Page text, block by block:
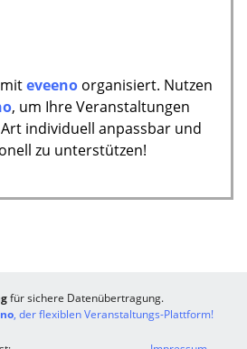
eveeno organisiert. Nutzen
, um Ihre Veranstaltungen
individuell anpassbar und
zu unterstützen!
für sichere Datenübertragung.
, der flexiblen Veranstaltungs-Plattform!